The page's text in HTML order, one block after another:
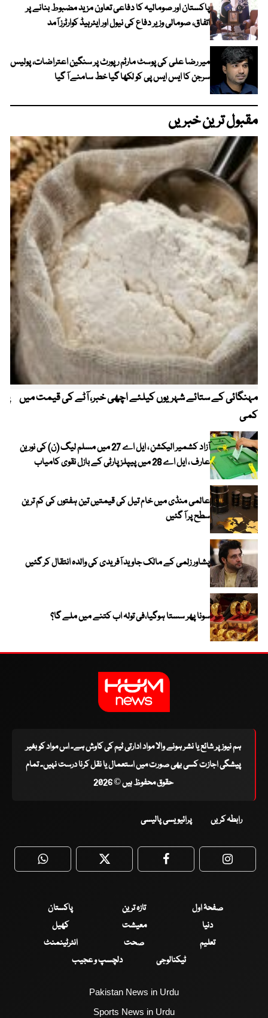
پاکستان اور صومالیہ کا دفاعی تعاون مزید مضبوط بنانے پر
اتفاق، صومالی وزیر دفاع کی نیول اور ایئرہیڈ کوارٹرز آمد
میر رضا علی کی پوسٹ مارٹم رپورٹ پر سنگین اعتراضات، پولیس
سرجن کا ایس ایس پی کو لکھا گیا خط سامنے آ گیا
مقبول ترین خبریں
مہنگائی کے ستائے شہریوں کیلئے اچھی خبر، آٹے کی قیمت میں
کمی
آزاد کشمیر الیکشن ، ایل اے 27 میں مسلم لیگ (ن) کی نورین
عارف ، ایل اے 28 میں پیپلز پارٹی کے بازل نقوی کامیاب
عالمی منڈی میں خام تیل کی قیمتیں تین ہفتوں کی کم ترین
سطح پر آ گئیں
پشاور زلمی کے مالک جاوید آفریدی کی والدہ انتقال کر گئیں
سونا پھر سستا ہوگیا،فی تولہ اب کتنے میں ملے گا؟
ہم نیوز پر شائع یا نشر ہونے والا مواد ادارتی ٹیم کی کاوش ہے۔ اس مواد کو بغیر
پیشگی اجازت کسی بھی صورت میں استعمال یا نقل کرنا درست نہیں۔ تمام
حقوق محفوظ ہیں © 2026
رابطہ کریں پرائیویسی پالیسی
WhatsApp Twitter Facebook
صفحۂ اول تازہ ترین
پاکستان
دنیا
معیشت
کھیل
تعلیم
صحت
انٹرٹینمنٹ
ٹیکنالوجی
دلچسپ و عجیب
Pakistan News in Urdu
Sports News in Urdu